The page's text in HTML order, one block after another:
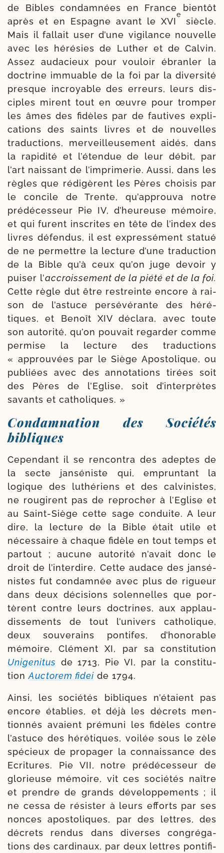
de Bibles condam­nées en France bien­tôt
après et en Espagne avant le XVI
e
siècle.
Mais il fal­lait user d’une vigi­lance nou­velle
avec les héré­sies de Luther et de Calvin.
Assez auda­cieux pour vou­loir ébran­ler la
doc­trine immuable de la foi par la diver­si­té
presque incroyable des erreurs, leurs dis­
ciples mirent tout en œuvre pour trom­per
les âmes des fidèles par de fau­tives expli­
ca­tions des saints livres et de nou­velles
tra­ductions, mer­veilleu­se­ment aidés, dans
la rapi­di­té et l’étendue de leur débit, par
l’art nais­sant de l’imprimerie. Aussi, dans les
règles que rédi­gèrent les Pères choi­sis par
le concile de Trente, qu’approuva notre
pré­décesseur Pie IV, d’heureuse mémoire,
et qui furent ins­crites en tête de l’index des
livres défen­dus, il est expres­sé­ment sta­tué
de ne per­mettre la lec­ture d’une tra­duc­tion
de la Bible qu’à ceux qu’on juge devoir y
pui­ser l’accrois­se­ment de la pié­té et de la foi.
Cette règle dut être res­treinte encore à rai­
son de l’astuce per­sé­vé­rante des héré­
tiques, et Benoît XIV décla­ra, avec toute
son auto­ri­té, qu’on pou­vait regar­der comme
per­mise la lec­ture des tra­duc­tions
« approu­vées par le Siège Apostolique, ou
publiées avec des anno­ta­tions tirées soit
des Pères de l’Eglise, soit d’interprètes
savants et catholiques. »
Condamnation des Sociétés
bibliques
Cependant il se ren­con­tra des adeptes de
la secte jan­sé­niste qui, emprun­tant la
logique des luthé­riens et des cal­vi­nistes,
ne rou­girent pas de repro­cher à l’Eglise et
au Saint-​Siège cette sage conduite. A leur
dire, la lec­ture de la Bible était utile et
néces­saire à chaque fidèle en tout temps et
par­tout ; aucune auto­ri­té n’avait donc le
droit de l’interdire. Cette audace des jan­sé­
nistes fut condam­née avec plus de rigueur
dans deux déci­sions solen­nelles que por­
tèrent contre leurs doc­trines, aux applau­
dis­se­ments de tout l’univers catho­lique,
deux sou­ve­rains pon­tifes, d’honorable
mémoire, Clément XI, par sa consti­tu­tion
Unigenitus de 1713, Pie VI, par la consti­tu­
tionAuctorem fidei de 1794.
Ainsi, les socié­tés bibliques n’étaient pas
encore éta­blies, et déjà les décrets men­
tion­nés avaient pré­mu­ni les fidèles contre
l’astuce des héré­tiques, voi­lée sous le zèle
spé­cieux de pro­pa­ger la connais­sance des
Ecri­tures. Pie VII, notre pré­dé­ces­seur de
glo­rieuse mémoire, vit ces socié­tés naître
et prendre de grands déve­lop­pe­ments ; il
ne ces­sa de résis­ter à leurs efforts par ses
nonces apos­to­liques, par des lettres, des
décrets ren­dus dans diverses congré­ga­
tions des car­di­naux, par deux lettres pon­ti­fi­